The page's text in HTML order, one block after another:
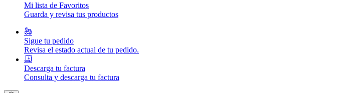
Mi lista de Favoritos
Guarda y revisa tus productos
Sigue tu pedido
Revisa el estado actual de tu pedido.
Descarga tu factura
Consulta y descarga tu factura